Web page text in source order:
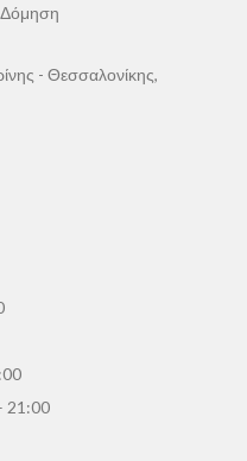
Δόμηση
- Θεσσαλονίκης,
21:00